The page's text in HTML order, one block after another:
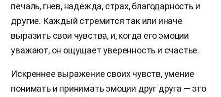
печаль, гнев, надежда, страх, благодарность и
другие. Каждый стремится так или иначе
выразить свои чувства, и, когда его эмоции
уважают, он ощущает уверенность и счастье.
Искреннее выражение своих чувств, умение
понимать и принимать эмоции друг друга — это